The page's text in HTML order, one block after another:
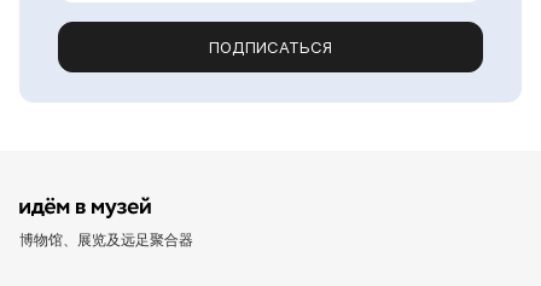
ПОДПИСАТЬСЯ
博物馆、展览及远足聚合器